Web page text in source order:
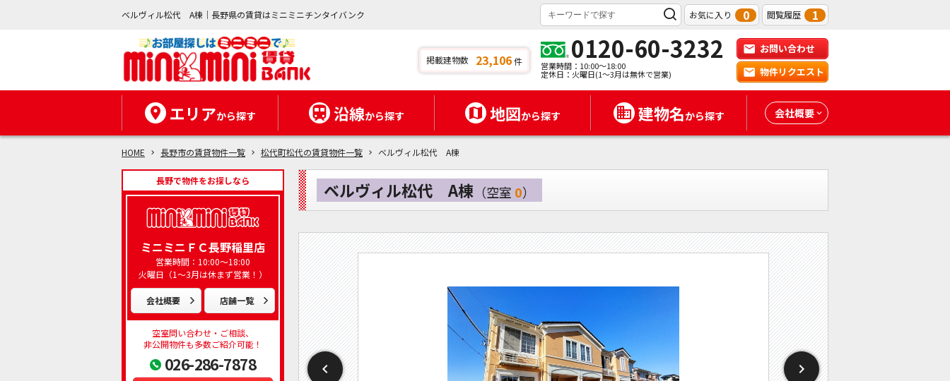
ベルヴィル松代 A棟｜長野県の賃貸はミニミニチンタイバンク お気に入り 0 閲覧履歴 1
掲載建物数 23,106件 0120-60-3232
営業時間：10:00～18:00
定休日：火曜日(1～3月は無休で営業)
お問い合わせ
物件リクエスト
エリアから探す 沿線から探す 地図から探す 建物名から探す 会社概要
HOME 長野市の賃貸物件一覧 松代町松代の賃貸物件一覧 ベルヴィル松代 A棟
長野で物件をお探しなら
ミニミニＦＣ長野稲里店
営業時間：10:00～18:00
火曜日（1～3月は休まず営業！）
会社概要 店舗一覧
空室問い合わせ・ご相談、
非公開物件も多数ご紹介可能！
026-286-7878
ベルヴィル松代 A棟 （空室 0）